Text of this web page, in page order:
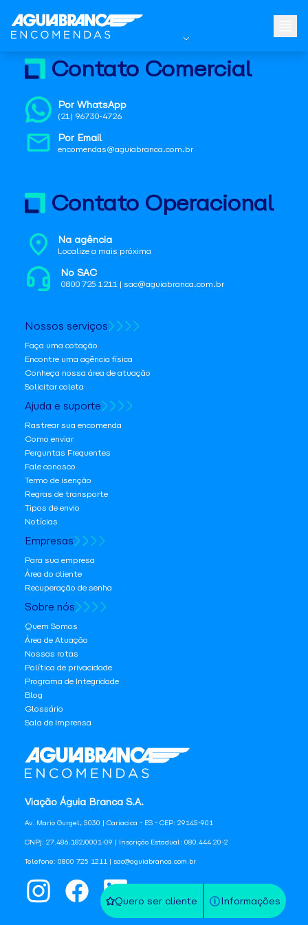
Quero ser cliente Informações
Viação Águia Branca S.A.
Av. Mario Gurgel, 5030 | Cariacica - ES - CEP: 29145-901
CNPJ: 27.486.182/0001-09 | Inscrição Estadual: 080.444.20-2
Telefone: 0800 725 1211 | sac@aguiabranca.com.br
Contato Comercial
Por WhatsApp
(21) 96730-4726
Por Email
encomendas@aguiabranca.com.br
Contato Operacional
Na agência
Localize a mais próxima
No SAC
0800 725 1211 | sac@aguiabranca.com.br
Nossos serviços
Faça uma cotação
Encontre uma agência física
Conheça nossa área de atuação
Solicitar coleta
Ajuda e suporte
Rastrear sua encomenda
Como enviar
Perguntas Frequentes
Fale conosco
Termo de isenção
Regras de transporte
Tipos de envio
Notícias
Empresas
Para sua empresa
Área do cliente
Recuperação de senha
Sobre nós
Quem Somos
Área de Atuação
Nossas rotas
Política de privacidade
Programa de Integridade
Blog
Glossário
Sala de Imprensa